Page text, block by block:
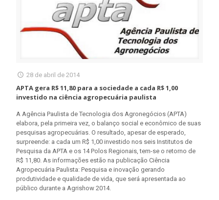
28 de abril de 2014
APTA gera R$ 11,80 para a sociedade a cada R$ 1,00
investido na ciência agropecuária paulista
A Agência Paulista de Tecnologia dos Agronegócios (APTA)
elabora, pela primeira vez, o balanço social e econômico de suas
pesquisas agropecuárias. O resultado, apesar de esperado,
surpreende: a cada um R$ 1,00 investido nos seis Institutos de
Pesquisa da APTA e os 14 Polos Regionais, tem-se o retorno de
R$ 11,80. As informações estão na publicação Ciência
Agropecuária Paulista: Pesquisa e inovação gerando
produtividade e qualidade de vida, que será apresentada ao
público durante a Agrishow 2014.